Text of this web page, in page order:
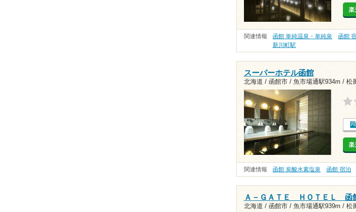
楽
関連情報 函館 単純温泉・単純泉 函館
新川町駅
スーパーホテル函館
北海道 / 函館市 / 魚市場通駅934m / 松
楽
関連情報 函館 炭酸水素塩泉 函館 宿泊
Ａ－ＧＡＴＥ ＨＯＴＥＬ 函
北海道 / 函館市 / 魚市場通駅939m / 松